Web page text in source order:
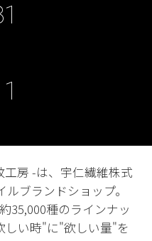
工房 -は、宇仁繊維株式
ブランドショップ。
35,000種のラインナッ
しい時"に"欲しい量"を